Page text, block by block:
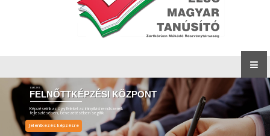
EMT ZRT.
Képzéseink az ügyfeleket az irányítási rendszereik
fejlesztésében, bevezetésében segítik
FELNŐTTKÉPZÉSI KÖZPONT
Jelentkezés képzésre